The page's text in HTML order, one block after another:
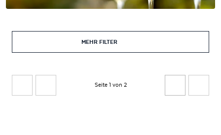
MEHR FILTER
Seite 1 von 2